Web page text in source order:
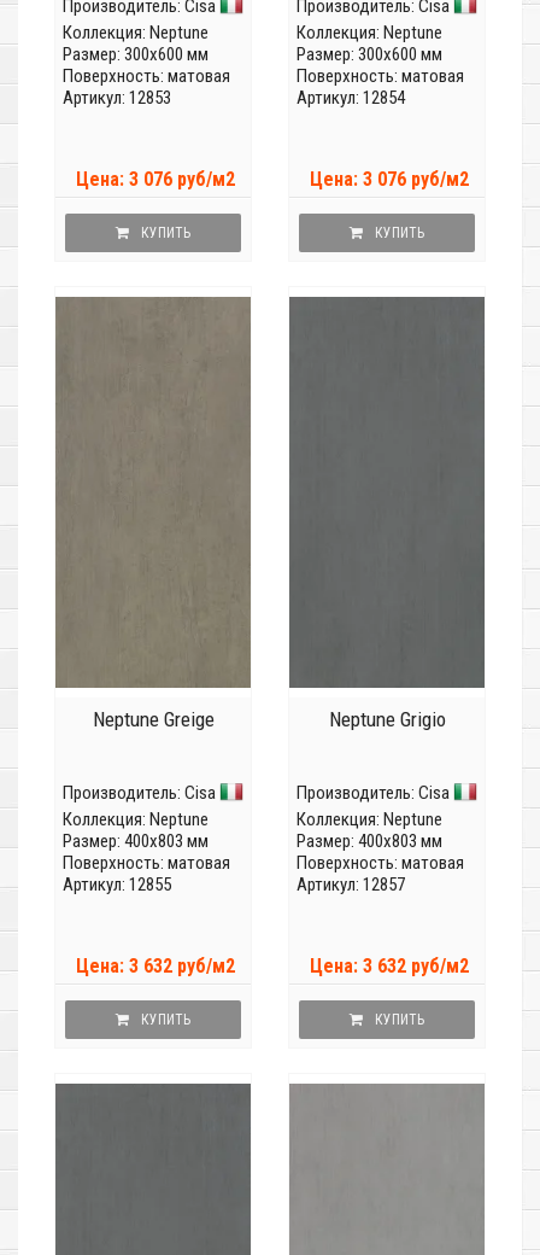
Производитель: Cisa
Коллекция: Neptune
Размер: 300x600 мм
Поверхность: матовая
Артикул: 12853
Цена: 3 076 руб/м2
КУПИТЬ
Производитель: Cisa
Коллекция: Neptune
Размер: 300x600 мм
Поверхность: матовая
Артикул: 12854
Цена: 3 076 руб/м2
КУПИТЬ
Neptune Greige
Производитель: Cisa
Коллекция: Neptune
Размер: 400x803 мм
Поверхность: матовая
Артикул: 12855
Цена: 3 632 руб/м2
КУПИТЬ
Neptune Grigio
Производитель: Cisa
Коллекция: Neptune
Размер: 400x803 мм
Поверхность: матовая
Артикул: 12857
Цена: 3 632 руб/м2
КУПИТЬ